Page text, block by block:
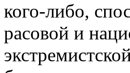
кого-либо,
расовой и